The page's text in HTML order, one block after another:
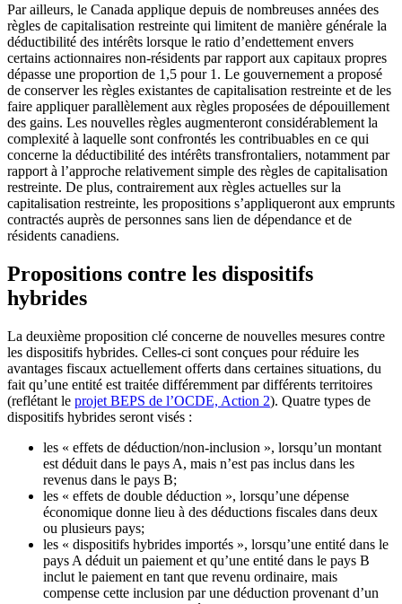
Par ailleurs, le Canada applique depuis de nombreuses années des
règles de capitalisation restreinte qui limitent de manière générale la
déductibilité des intérêts lorsque le ratio d’endettement envers
certains actionnaires non-résidents par rapport aux capitaux propres
dépasse une proportion de 1,5 pour 1. Le gouvernement a proposé
de conserver les règles existantes de capitalisation restreinte et de les
faire appliquer parallèlement aux règles proposées de dépouillement
des gains. Les nouvelles règles augmenteront considérablement la
complexité à laquelle sont confrontés les contribuables en ce qui
concerne la déductibilité des intérêts transfrontaliers, notamment par
rapport à l’approche relativement simple des règles de capitalisation
restreinte. De plus, contrairement aux règles actuelles sur la
capitalisation restreinte, les propositions s’appliqueront aux emprunts
contractés auprès de personnes sans lien de dépendance et de
résidents canadiens.
Propositions contre les dispositifs
hybrides
La deuxième proposition clé concerne de nouvelles mesures contre
les dispositifs hybrides. Celles-ci sont conçues pour réduire les
avantages fiscaux actuellement offerts dans certaines situations, du
fait qu’une entité est traitée différemment par différents territoires
(reflétant le projet BEPS de l’OCDE, Action 2). Quatre types de
dispositifs hybrides seront visés :
les « effets de déduction/non-inclusion », lorsqu’un montant
est déduit dans le pays A, mais n’est pas inclus dans les
revenus dans le pays B;
les « effets de double déduction », lorsqu’une dépense
économique donne lieu à des déductions fiscales dans deux
ou plusieurs pays;
les « dispositifs hybrides importés », lorsqu’une entité dans le
pays A déduit un paiement et qu’une entité dans le pays B
inclut le paiement en tant que revenu ordinaire, mais
compense cette inclusion par une déduction provenant d’un